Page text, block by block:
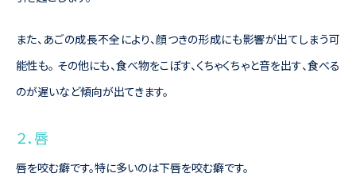
また、あごの成長不全により、顔つきの形成にも影響が出てしまう可
能性も。 その他にも、食べ物をこぼす、くちゃくちゃと音を出す、食べる
のが遅いなど傾向が出てきます。
２．唇
唇を咬む癖です。特に多いのは下唇を咬む癖です。